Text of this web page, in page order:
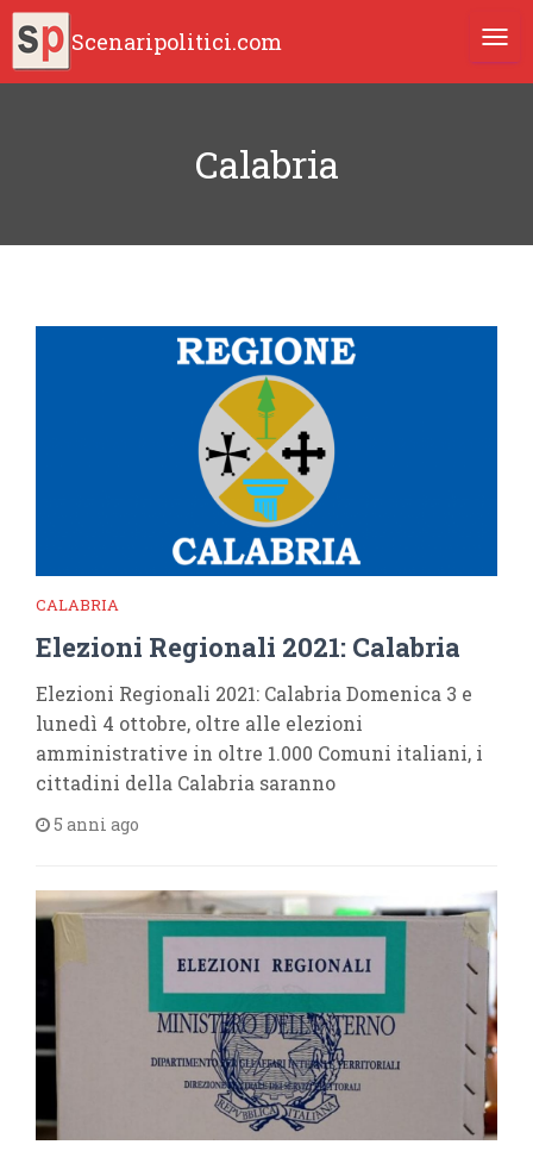
Scenaripolitici.com
Calabria
CALABRIA
Elezioni Regionali 2021: Calabria
Elezioni Regionali 2021: Calabria Domenica 3 e
lunedì 4 ottobre, oltre alle elezioni
amministrative in oltre 1.000 Comuni italiani, i
cittadini della Calabria saranno
5 anni ago